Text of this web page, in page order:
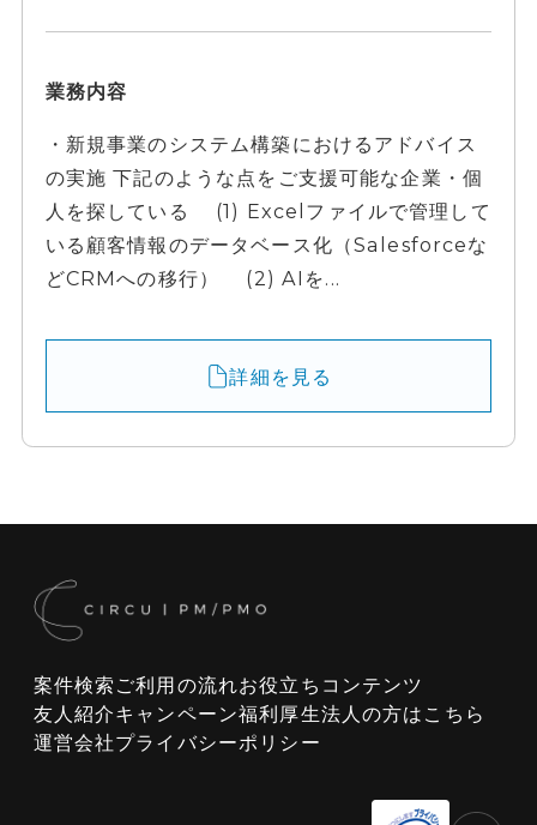
業務内容
・新規事業のシステム構築におけるアドバイス
の実施 下記のような点をご支援可能な企業・個
人を探している (1) Excelファイルで管理して
いる顧客情報のデータベース化（Salesforceな
どCRMへの移行） (2) AIを...
詳細を見る
案件検索 ご利用の流れお役立ちコンテンツ
友人紹介キャンペーン福利厚生法人の方はこちら
運営会社プライバシーポリシー